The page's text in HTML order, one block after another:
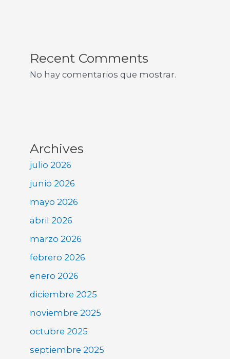
Recent Comments
No hay comentarios que mostrar.
Archives
julio 2026
junio 2026
mayo 2026
abril 2026
marzo 2026
febrero 2026
enero 2026
diciembre 2025
noviembre 2025
octubre 2025
septiembre 2025